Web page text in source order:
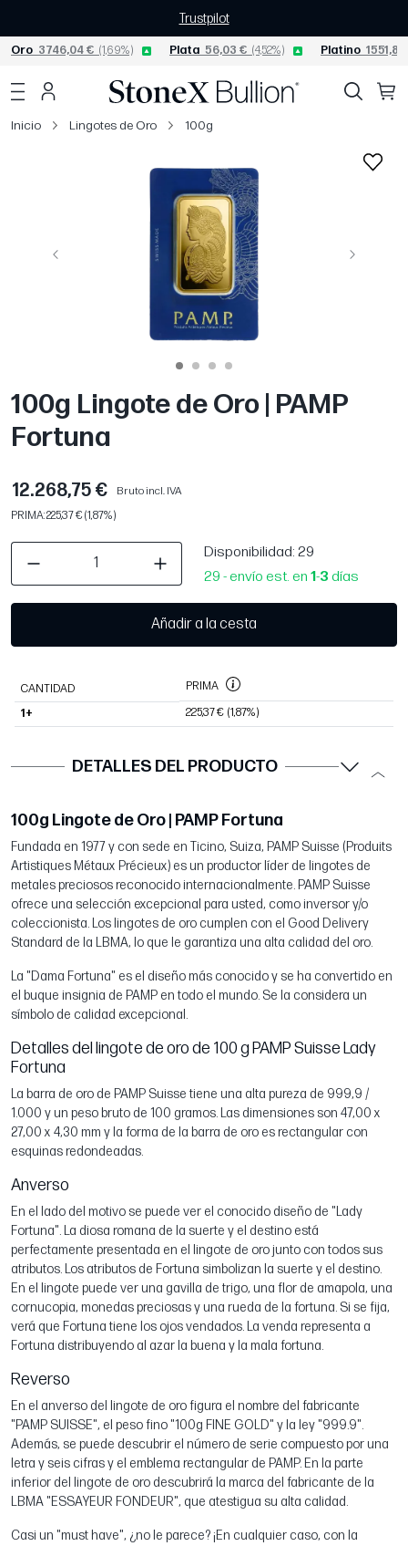
Trustpilot
Oro 3746,04 € (1,69%) Plata 56,03 € (4,52%) Platino
Inicio Lingotes de Oro 100g
Página anterior Siguiente
100g Lingote de Oro | PAMP
Fortuna
12.268,75 €
Bruto incl. IVA
PRIMA: 225,37 € (1,87%)
Disponibilidad: 29
29 - envío est. en 1-3 días
Añadir a la cesta
CANTIDAD PRIMA
1+ 225,37 € (1,87%)
DETALLES DEL PRODUCTO
100g Lingote de Oro | PAMP Fortuna
Fundada en 1977 y con sede en Ticino, Suiza, PAMP Suisse (Produits
Artistiques Métaux Précieux) es un productor líder de lingotes de
metales preciosos reconocido internacionalmente. PAMP Suisse
ofrece una selección excepcional para usted, como inversor y/o
coleccionista. Los lingotes de oro cumplen con el Good Delivery
Standard de la LBMA, lo que le garantiza una alta calidad del oro.
La "Dama Fortuna" es el diseño más conocido y se ha convertido en
el buque insignia de PAMP en todo el mundo. Se la considera un
símbolo de calidad excepcional.
Detalles del lingote de oro de 100 g PAMP Suisse Lady
Fortuna
La barra de oro de PAMP Suisse tiene una alta pureza de 999,9 /
1.000 y un peso bruto de 100 gramos. Las dimensiones son 47,00 x
27,00 x 4,30 mm y la forma de la barra de oro es rectangular con
esquinas redondeadas.
Anverso
En el lado del motivo se puede ver el conocido diseño de "Lady
Fortuna". La diosa romana de la suerte y el destino está
perfectamente presentada en el lingote de oro junto con todos sus
atributos. Los atributos de Fortuna simbolizan la suerte y el destino.
En el lingote puede ver una gavilla de trigo, una flor de amapola, una
cornucopia, monedas preciosas y una rueda de la fortuna. Si se fija,
verá que Fortuna tiene los ojos vendados. La venda representa a
Fortuna distribuyendo al azar la buena y la mala fortuna.
Reverso
En el anverso del lingote de oro figura el nombre del fabricante
"PAMP SUISSE", el peso fino "100g FINE GOLD" y la ley "999.9".
Además, se puede descubrir el número de serie compuesto por una
letra y seis cifras y el emblema rectangular de PAMP. En la parte
inferior del lingote de oro descubrirá la marca del fabricante de la
LBMA "ESSAYEUR FONDEUR", que atestigua su alta calidad.
Casi un "must have", ¿no le parece? ¡En cualquier caso, con la